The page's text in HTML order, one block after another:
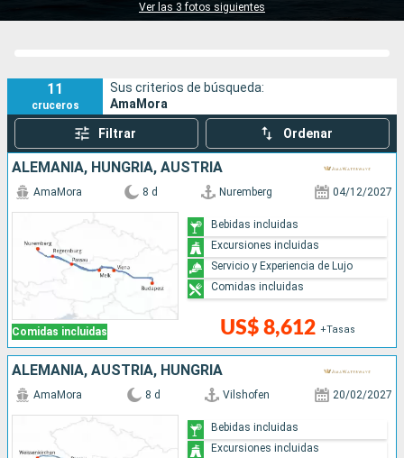
Ver las 3 fotos siguientes
11
cruceros
Sus criterios de búsqueda:
AmaMora
Filtrar Ordenar
ALEMANIA, HUNGRÍA, AUSTRIA
Comidas incluidas
AmaMora 8 d Nuremberg 04/12/2027
US$ 8,612 +Tasas
Bebidas incluidas
Excursiones incluidas
Servicio y Experiencia de Lujo
Comidas incluidas
ALEMANIA, AUSTRIA, HUNGRÍA
AmaMora 8 d Vilshofen 20/02/2027
Bebidas incluidas
Excursiones incluidas